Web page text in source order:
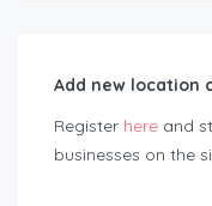
Add new location
Register here and
businesses on the